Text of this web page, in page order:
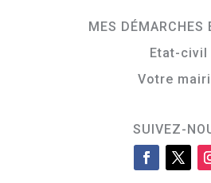
MES DÉMARCHES
Etat-civil
Votre
SUIVEZ-